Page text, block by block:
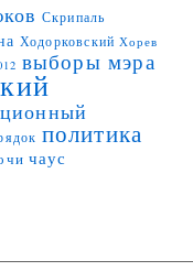
Скрипаль
Ходорковский Хорев
выборы мэра
политика
чаус